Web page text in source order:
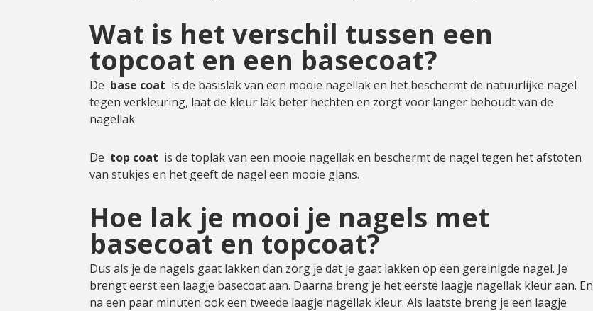
Sale
Cadeau
Nieuwe Striplac 2025
Wat is het verschil tussen een
topcoat en een basecoat?
De base coat is de basislak van een mooie nagellak en het beschermt de natuurlijke nagel
tegen verkleuring, laat de kleur lak beter hechten en zorgt voor langer behoudt van de
nagellak
De top coat is de toplak van een mooie nagellak en beschermt de nagel tegen het afstoten
van stukjes en het geeft de nagel een mooie glans.
Hoe lak je mooi je nagels met
basecoat en topcoat?
Dus als je de nagels gaat lakken dan zorg je dat je gaat lakken op een gereinigde nagel. Je
brengt eerst een laagje basecoat aan. Daarna breng je het eerste laagje nagellak kleur aan. En
na een paar minuten ook een tweede laagje nagellak kleur. Als laatste breng je een laagje